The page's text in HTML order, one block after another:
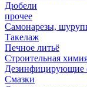
Дюбели
прочее
Самонарезы,
Такелаж
Печное литьё
Строительная
Дезинфицирующие
Смазки